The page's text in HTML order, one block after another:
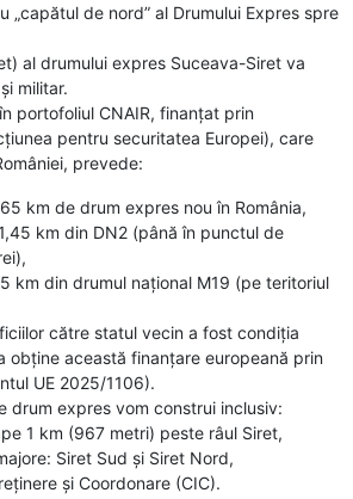
„capătul de nord” al Drumului Expres spre
al drumului expres Suceava-Siret va
militar.
portofoliul CNAIR, finanțat prin
pentru securitatea Europei), care
prevede:
km de drum expres nou în România,
km din DN2 (până în punctul de
km din drumul național M19 (pe teritoriul
către statul vecin a fost condiția
obține această finanțare europeană prin
UE 2025/1106).
drum expres vom construi inclusiv:
1 km (967 metri) peste râul Siret,
Siret Sud și Siret Nord,
și Coordonare (CIC).